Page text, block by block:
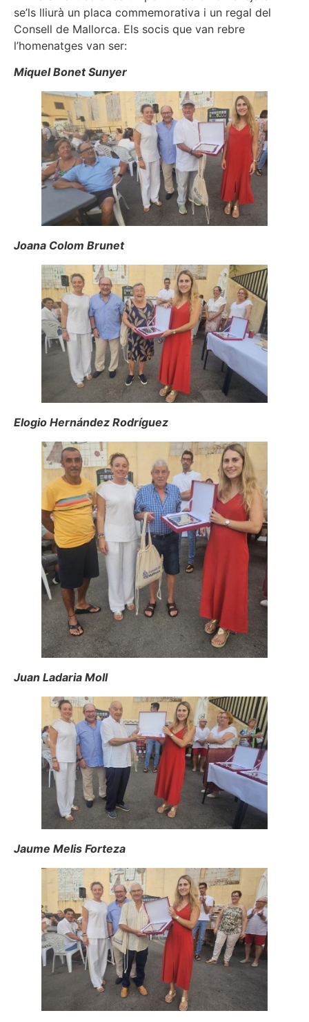
se’ls lliurà un placa commemorativa i un regal del
Consell de Mallorca. Els socis que van rebre
l’homenatges van ser:
Miquel Bonet Sunyer
Joana Colom Brunet
Elogio Hernández Rodríguez
Juan Ladaria Moll
Jaume Melis Forteza